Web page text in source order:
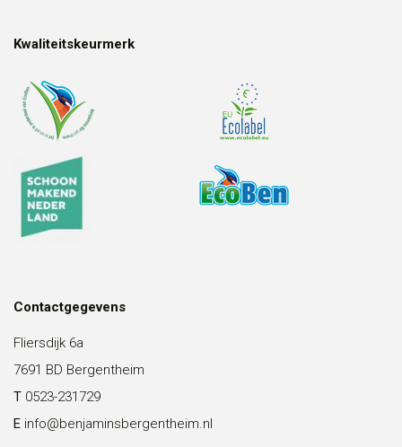
Kwaliteitskeurmerk
Contactgegevens
Fliersdijk 6a
7691 BD Bergentheim
T 0523-231729
E info@benjaminsbergentheim.nl